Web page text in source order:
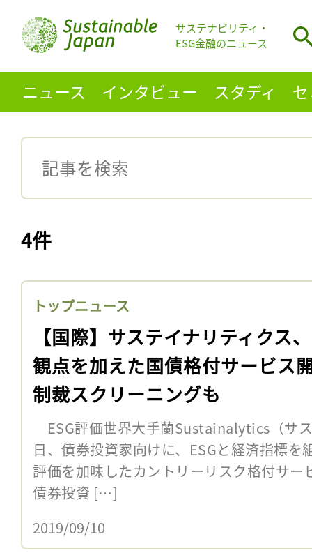
サステナビリティ・
ESG金融のニュース
ニュース インタビュー スタディ
4件
トップニュース
【国際】サステイナリティクス
観点を加えた国債格付サービス
制裁スクリーニングも
ESG評価世界大手蘭Sustainalytics（サ
日、債券投資家向けに、ESGと経済指標
評価を加味したカントリーリスク格付サ
債券投資 […]
2019/09/10